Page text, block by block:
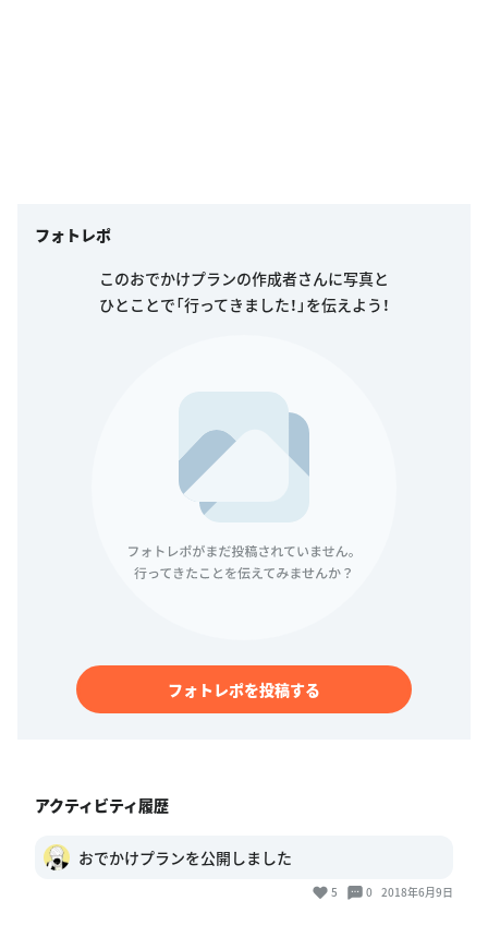
フォトレポ
このおでかけプランの作成者さんに写真と
ひとことで「行ってきました！」を伝えよう！
フォトレポを投稿する
アクティビティ履歴
おでかけプランを公開しました
5 0 2018年6月9日